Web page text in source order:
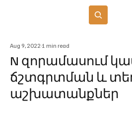
N զորամասում
ճշտգրտման և
աշխատանքներ
Aug 9, 2022 1 min read